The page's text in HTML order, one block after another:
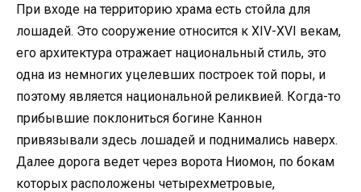
При входе на территорию храма есть стойла для
лошадей. Это сооружение относится к XIV-XVI векам,
его архитектура отражает национальный стиль, это
одна из немногих уцелевших построек той поры, и
поэтому является национальной реликвией. Когда-то
прибывшие поклониться богине Каннон
привязывали здесь лошадей и поднимались наверх.
Далее дорога ведет через ворота Ниомон, по бокам
которых расположены четырехметровые,